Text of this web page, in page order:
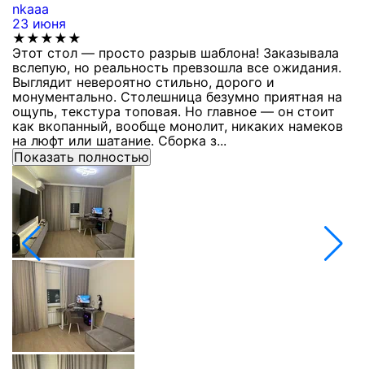
nkaaa
23 июня
★★★★★
Этот стол — просто разрыв шаблона! Заказывала
вслепую, но реальность превзошла все ожидания.
Выглядит невероятно стильно, дорого и
монументально. Столешница безумно приятная на
ощупь, текстура топовая. Но главное — он стоит
как вкопанный, вообще монолит, никаких намеков
на люфт или шатание. Сборка з...
Показать полностью